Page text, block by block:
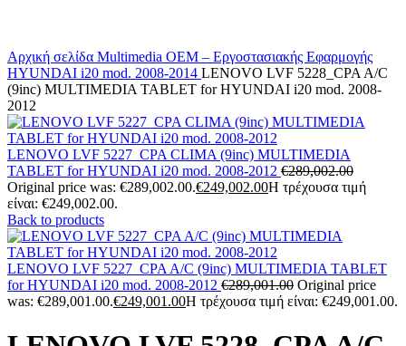
Αρχική σελίδα Multimedia OEM – Εργοστασιακής Εφαρμογής
HYUNDAI i20 mod. 2008-2014 LENOVO LVF 5228_CPA A/C
(9inc) MULTIMEDIA TABLET for HYUNDAI i20 mod. 2008-
2012
LENOVO LVF 5227_CPA CLIMA (9inc) MULTIMEDIA
TABLET for HYUNDAI i20 mod. 2008-2012 €289,002.00
Original price was: €289,002.00.€249,002.00Η τρέχουσα τιμή
είναι: €249,002.00.
Back to products
LENOVO LVF 5227_CPA A/C (9inc) MULTIMEDIA TABLET
for HYUNDAI i20 mod. 2008-2012 €289,001.00 Original price
was: €289,001.00.€249,001.00Η τρέχουσα τιμή είναι: €249,001.00.